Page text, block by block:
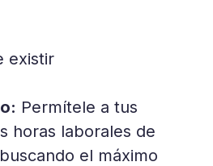
existir
Permítele a tus
horas laborales de
el máximo